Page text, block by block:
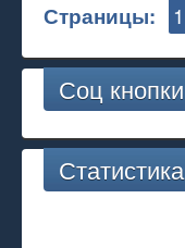
Страницы: 1
Соц кнопки
Статистика